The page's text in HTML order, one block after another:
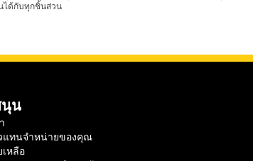
ได้กับทุกชิ้นส่วน
น
แทนจำหน่ายของคุณ
หลือ